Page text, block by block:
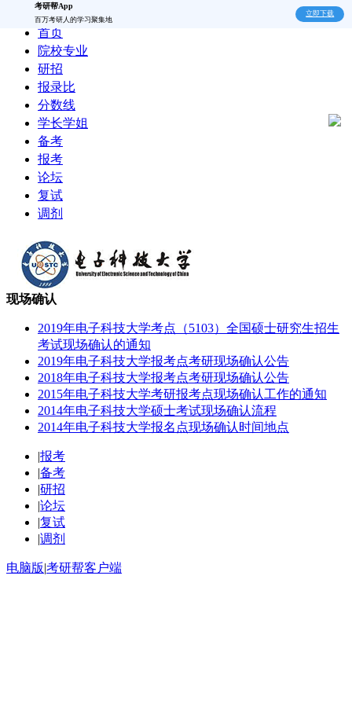
考研帮App
百万考研人的学习聚集地
立即下载
首页
院校专业
研招
报录比
分数线
学长学姐
备考
报考
论坛
复试
调剂
现场确认
2019年电子科技大学考点（5103）全国硕士研究生招生
考试现场确认的通知
2019年电子科技大学报考点考研现场确认公告
2018年电子科技大学报考点考研现场确认公告
2015年电子科技大学考研报考点现场确认工作的通知
2014年电子科技大学硕士考试现场确认流程
2014年电子科技大学报名点现场确认时间地点
|报考
|备考
|研招
|论坛
|复试
|调剂
电脑版|考研帮客户端